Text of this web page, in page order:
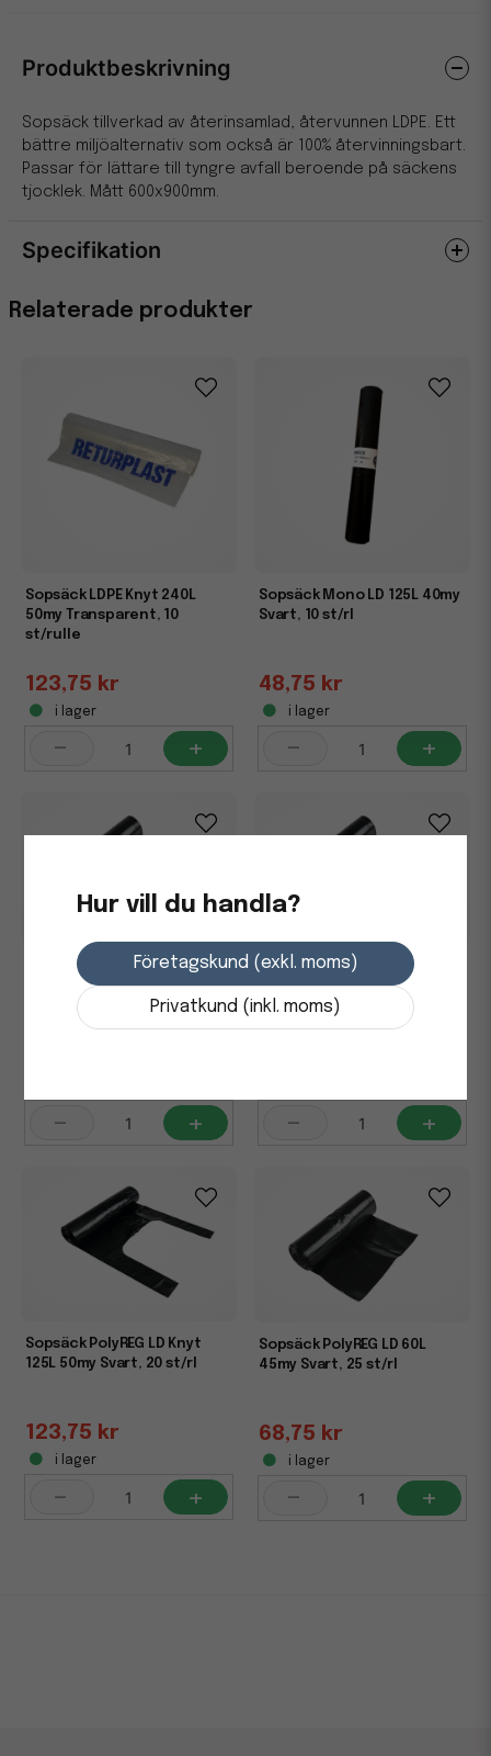
Relaterade produkter
Sopsäck LDPE Knyt 240L
50my Transparent, 10
st/rulle
123,75 kr
i lager
- +
Sopsäck Mono LD 125L 40my
Svart, 10 st/rl
48,75 kr
i lager
- +
Sopsäck PolyREG LD 125L
40my Svart, 25 st/rl
- +
Sopsäck PolyREG LD 70L
50my Svart, 25 st/fp
- +
Sopsäck PolyREG LD Knyt
125L 50my Svart, 20 st/rl
123,75 kr
i lager
- +
Sopsäck PolyREG LD 60L
45my Svart, 25 st/rl
68,75 kr
i lager
- +
Produktbeskrivning
Sopsäck tillverkad av återinsamlad, återvunnen LDPE. Ett
bättre miljöalternativ som också är 100% återvinningsbart.
Passar för lättare till tyngre avfall beroende på säckens
tjocklek. Mått 600x900mm.
Specifikation
Egenskaper
Hur vill du handla?
Företagskund (exkl. moms)
Privatkund (inkl. moms)